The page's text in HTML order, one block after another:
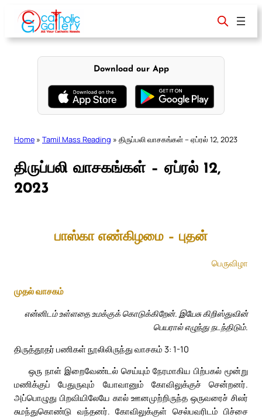
content
Download our App
Home » Tamil Mass Reading » திருப்பலி வாசகங்கள் – ஏப்ரல் 12, 2023
திருப்பலி வாசகங்கள் – ஏப்ரல் 12,
2023
பாஸ்கா எண்கிழமை – புதன்
பெருவிழா
முதல் வாசகம்
என்னிடம் உள்ளதை உமக்குக் கொடுக்கிறேன். இயேசு கிறிஸ்துவின்
பெயரால் எழுந்து நடந்திடும்.
திருத்தூதர் பணிகள் நூலிலிருந்து வாசகம் 3: 1-10
ஒரு நாள் இறைவேண்டல் செய்யும் நேரமாகிய பிற்பகல் மூன்று
மணிக்குப் பேதுருவும் யோவானும் கோவிலுக்குச் சென்றனர்.
அப்பொழுது பிறவியிலேயே கால் ஊனமுற்றிருந்த ஒருவரைச் சிலர்
சுமந்துகொண்டு வந்தனர். கோவிலுக்குள் செல்பவரிடம் பிச்சை